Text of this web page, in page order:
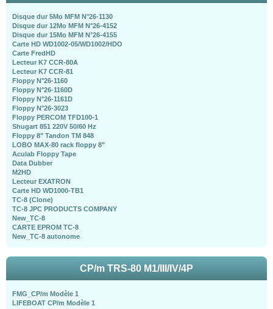
Disque dur 5Mo MFM N°26-1130
Disque dur 12Mo MFM N°26-4152
Disque dur 15Mo MFM N°26-4155
Carte HD WD1002-05/WD1002/HDO
Carte FredHD
Lecteur K7 CCR-80A
Lecteur K7 CCR-81
Floppy N°26-1160
Floppy N°26-1160D
Floppy N°26-1161D
Floppy N°26-3023
Floppy PERCOM TFD100-1
Shugart 851 220V 50/60 Hz
Floppy 8" Tandon TM 848
LOBO MAX-80 rack floppy 8"
Aculab Floppy Tape
Data Dubber
M2HD
Lecteur EXATRON
Carte HD WD1000-TB1
TC-8 (Clone)
TC-8 JPC PRODUCTS COMPANY
New_TC-8
CARTE EPROM TC-8
New_TC-8 autonome
CP/m TRS-80 M1/III/IV/4P
FMG_CP/m Modèle 1
LIFEBOAT CP/m Modèle 1